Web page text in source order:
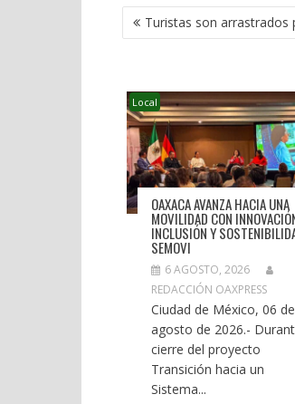
NAVEGACIÓN
DE Turistas son arrastrados
Local
OAXACA AVANZA HACIA UNA
MOVILIDAD CON
INCLUSIÓN Y
SEMOVI
6 AGOSTO, 2026
REDACCIÓN OAXPRESS
Ciudad de México, 06 de
agosto de 2026.-
cierre del proyecto
Transición hacia un
Sistema...